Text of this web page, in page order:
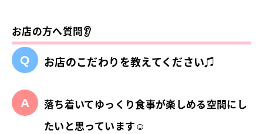
お店の方へ質問👂
お店のこだわりを教えてください♫
落ち着いてゆっくり食事が楽しめる空間にし
たいと思っています☺